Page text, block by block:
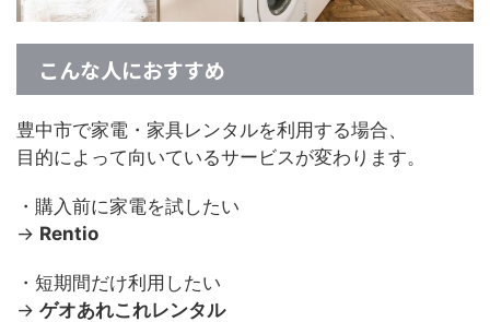
こんな人におすすめ
豊中市で家電・家具レンタルを利用する場合、
目的によって向いているサービスが変わります。
・購入前に家電を試したい
→ Rentio
・短期間だけ利用したい
→ ゲオあれこれレンタル